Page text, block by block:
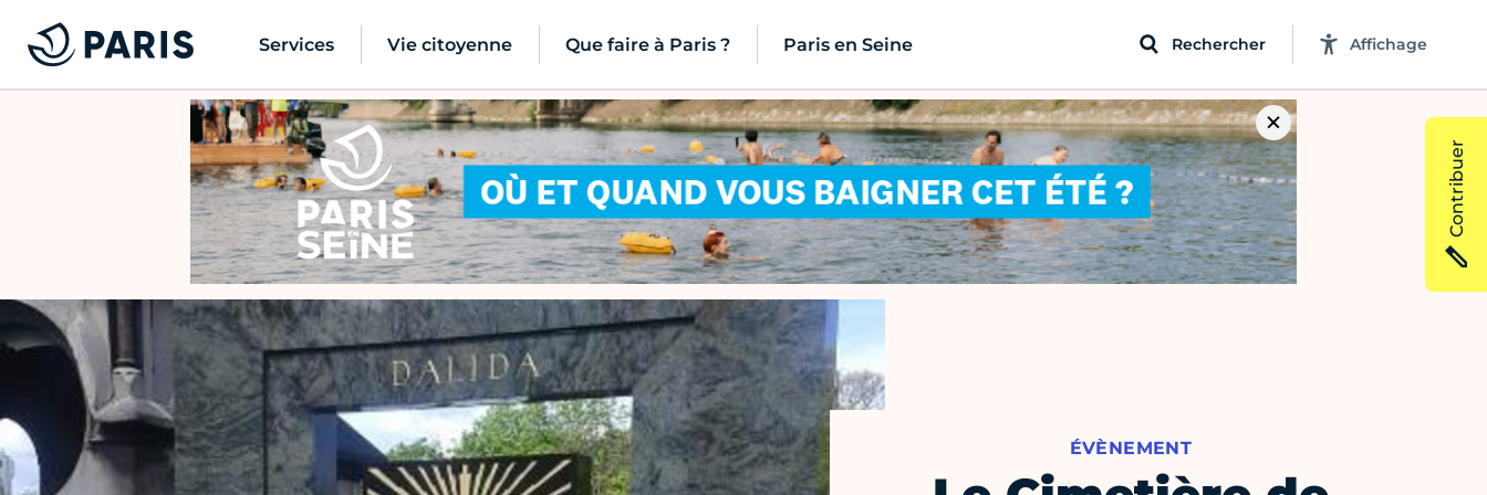
Services Vie citoyenne Que faire à Paris ? Paris en Seine Rechercher Affichage
ÉVÈNEMENT
Contribuer